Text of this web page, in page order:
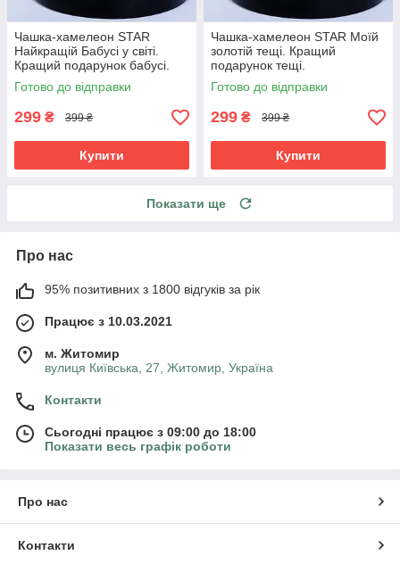
Чашка-хамелеон STAR
Найкращій Бабусі у світі.
Кращий подарунок бабусі.
Готово до відправки
299 ₴ 399 ₴
Купити
Чашка-хамелеон STAR Моїй
золотій тещі. Кращий
подарунок тещі.
Готово до відправки
299 ₴ 399 ₴
Купити
Показати ще
Про нас
95% позитивних з 1800 відгуків за рік
Працює з 10.03.2021
м. Житомир
вулиця Київська, 27, Житомир, Україна
Контакти
Сьогодні працює з 09:00 до 18:00
Показати весь графік роботи
Про нас
Контакти